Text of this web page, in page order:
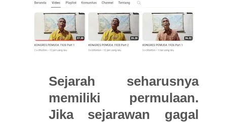
Sejarah seharusnya
memiliki permulaan.
Jika sejarawan gagal